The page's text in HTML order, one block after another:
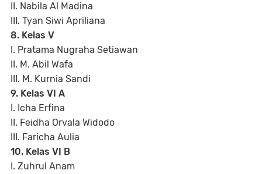
II. Nabila Al Madina
III. Tyan Siwi Apriliana
8. Kelas V
I. Pratama Nugraha Setiawan
II. M. Abil Wafa
III. M. Kurnia Sandi
9. Kelas VI A
I. Icha Erfina
II. Feidha Orvala Widodo
III. Faricha Aulia
10. Kelas VI B
I. Zuhrul Anam